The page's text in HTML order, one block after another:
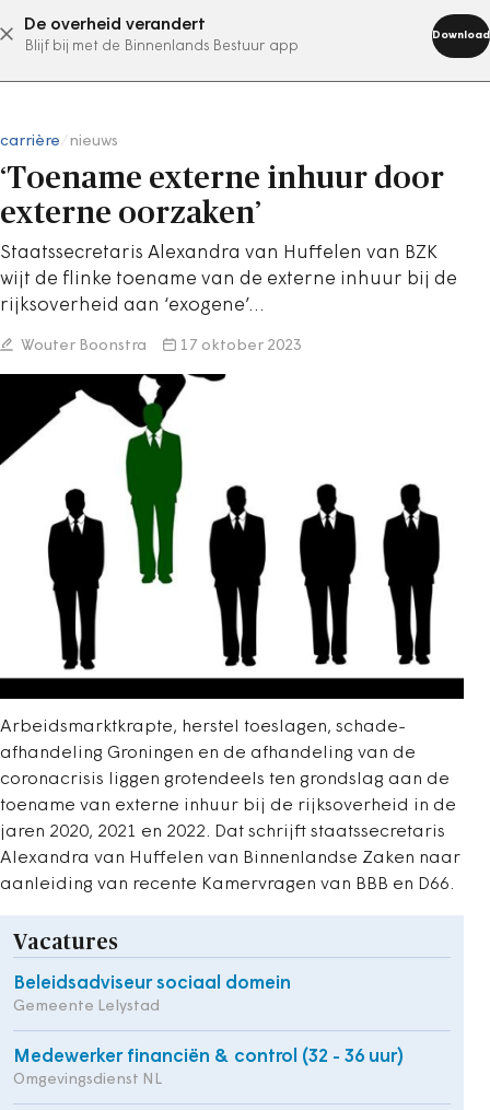
De overheid verandert
Blijf bij met de Binnenlands Bestuur app
Download
abonneer nu
carrière nieuws
‘Toename externe inhuur door
externe oorzaken’
Staatssecretaris Alexandra van Huffelen van BZK
wijt de flinke toename van de externe inhuur bij de
rijksoverheid aan ‘exogene’…
Wouter Boonstra 17 oktober 2023
Arbeidsmarktkrapte, herstel toeslagen, schade-
afhandeling Groningen en de afhandeling van de
coronacrisis liggen grotendeels ten grondslag aan de
toename van externe inhuur bij de rijksoverheid in de
jaren 2020, 2021 en 2022. Dat schrijft staatssecretaris
Alexandra van Huffelen van Binnenlandse Zaken naar
aanleiding van recente Kamervragen van BBB en D66.
Vacatures
Beleidsadviseur sociaal domein
Gemeente Lelystad
Medewerker financiën & control (32 - 36 uur)
Omgevingsdienst NL